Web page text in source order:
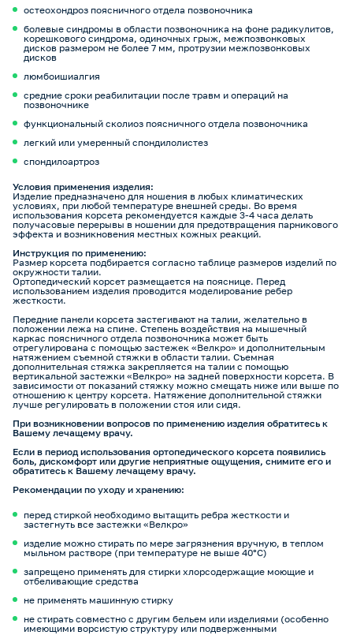
остеохондроз поясничного отдела позвоночника
болевые синдромы в области позвоночника на фоне радикулитов,
корешкового синдрома, одиночных грыж, межпозвонковых
дисков размером не более 7 мм, протрузии межпозвонковых
дисков
люмбоишиалгия
средние сроки реабилитации после травм и операций на
позвоночнике
функциональный сколиоз поясничного отдела позвоночника
легкий или умеренный спондилолистез
спондилоартроз
Условия применения изделия:
Изделие предназначено для ношения в любых климатических
условиях, при любой температуре внешней среды. Во время
использования корсета рекомендуется каждые 3-4 часа делать
получасовые перерывы в ношении для предотвращения парникового
эффекта и возникновения местных кожных реакций.
Инструкция по применению:
Размер корсета подбирается согласно таблице размеров изделий по
окружности талии.
Ортопедический корсет размещается на пояснице. Перед
использованием изделия проводится моделирование ребер
жесткости.
Передние панели корсета застегивают на талии, желательно в
положении лежа на спине. Степень воздействия на мышечный
каркас поясничного отдела позвоночника может быть
отрегулирована с помощью застежек «Велкро» и дополнительным
натяжением съемной стяжки в области талии. Съемная
дополнительная стяжка закрепляется на талии с помощью
вертикальной застежки «Велкро» на задней поверхности корсета. В
зависимости от показаний стяжку можно смещать ниже или выше по
отношению к центру корсета. Натяжение дополнительной стяжки
лучше регулировать в положении стоя или сидя.
При возникновении вопросов по применению изделия обратитесь к
Вашему лечащему врачу.
Если в период использования ортопедического корсета появились
боль, дискомфорт или другие неприятные ощущения, снимите его и
обратитесь к Вашему лечащему врачу.
Рекомендации по уходу и хранению:
перед стиркой необходимо вытащить ребра жесткости и
застегнуть все застежки «Велкро»
изделие можно стирать по мере загрязнения вручную, в теплом
мыльном растворе (при температуре не выше 40°С)
запрещено применять для стирки хлорсодержащие моющие и
отбеливающие средства
не применять машинную стирку
не стирать совместно с другим бельем или изделиями (особенно
имеющими ворсистую структуру или подверженными